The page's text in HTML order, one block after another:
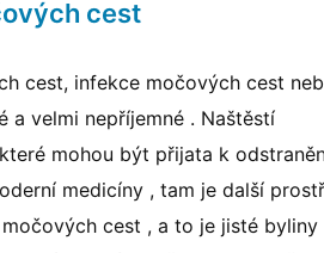
cest
cest, infekce močových cest
a velmi nepříjemné . Naštěstí
mohou být přijata k
medicíny , tam je další
cest , a to je jisté byliny